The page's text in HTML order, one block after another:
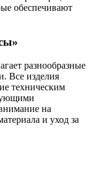
обеспечивают
разнообразные
Все изделия
техническим
на
и уход за